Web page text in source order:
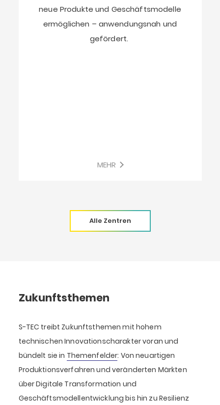
neue Produkte und Geschäftsmodelle
ermöglichen – anwendungsnah und
gefördert.
MEHR
Alle Zentren
Zukunfts­­­­­­themen
S-TEC treibt Zukunftsthemen mit hohem
technischen Innovationscharakter voran und
bündelt sie in Themenfelder: Von neuartigen
Produktionsverfahren und veränderten Märkten
über Digitale Transformation und
Geschäftsmodellentwicklung bis hin zu Resilienz